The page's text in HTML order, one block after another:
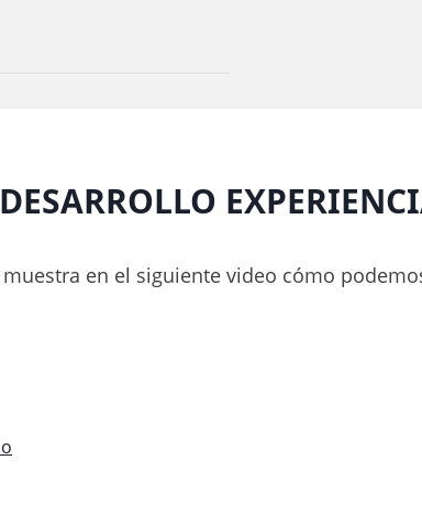
DESARROLLO
en el siguiente video cómo